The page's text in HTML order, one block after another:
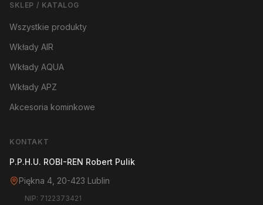
SKLEP / KATALOG
Wszystkie produkty
Wkłady AIR
Wkłady AQUA
Wkłady APZ
Akcesoria kominkowe
KONTAKT
P.P.H.U. ROBI-REN Robert Pulik
Piękna 4, 20-423 Lublin
NIP: 7122373421